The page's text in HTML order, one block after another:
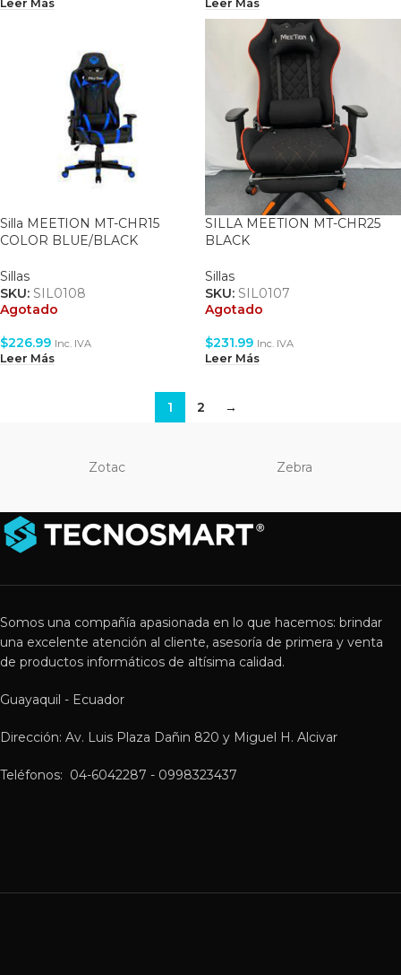
Leer Más Leer Más
Silla MEETION MT-CHR15
COLOR BLUE/BLACK
Sillas
SKU: SIL0108
Agotado
$226.99 Inc. IVA
Leer Más
SILLA MEETION MT-CHR25
BLACK
Sillas
SKU: SIL0107
Agotado
$231.99 Inc. IVA
Leer Más
1 2 →
Zotac Zebra
Somos una compañía apasionada en lo que hacemos: brindar
una excelente atención al cliente, asesoría de primera y venta
de productos informáticos de altísima calidad.
Guayaquil - Ecuador
Dirección: Av. Luis Plaza Dañin 820 y Miguel H. Alcivar
Teléfonos: 04-6042287 - 0998323437